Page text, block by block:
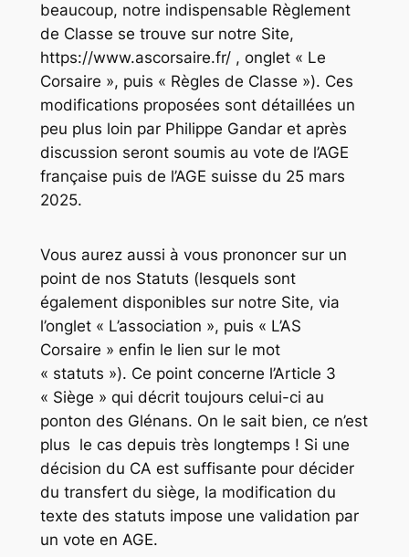
beaucoup, notre indispensable Règlement
de Classe se trouve sur notre Site,
https://www.ascorsaire.fr/ , onglet« Le
Corsaire », puis « Règles de Classe »). Ces
modifications proposées sont détaillées un
peu plus loin par Philippe Gandar et après
discussion seront soumis au vote de l’AGE
française puis de l’AGE suisse du 25 mars
2025.
Vous aurez aussi à vous prononcer sur un
point de nos Statuts (lesquels sont
également disponibles sur notre Site, via
l’onglet « L’association », puis « L’AS
Corsaire » enfin le lien sur le mot
« statuts »). Ce point concerne l’Article 3
« Siège » qui décrit toujours celui-ci au
ponton des Glénans. On le sait bien, ce n’est
plus le cas depuis très longtemps ! Si une
décision du CA est suffisante pour décider
du transfert du siège, la modification du
texte des statuts impose une validation par
un vote en AGE.